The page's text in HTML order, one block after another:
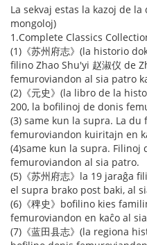
La sekvaj estas la kazoj de
mongoloj)
1.Complete Classics
(1)《苏州府志》(la historio
filino Zhao Shu'yi 赵淑仪 de
femuroviandon al sia patro
(2)《元史》(la libro de la
200, la bofilinoj de donis
(3) same kun la supra. La
femuroviandon kuiritajn en
(4)same kun la supra. Filinoj
femuroviandon al sia patro.
(5)《苏州府志》la 19 jaraĝa
el supra brako post baki, al
(6)《稗史》bofilino kies
femuroviandon en kaĉo al
(7)《蓝田县志》(la regiona